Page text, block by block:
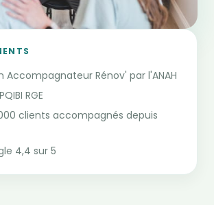
Accompagnateur Rénov' par l'ANAH
RGE
clients accompagnés depuis
4,4 sur 5